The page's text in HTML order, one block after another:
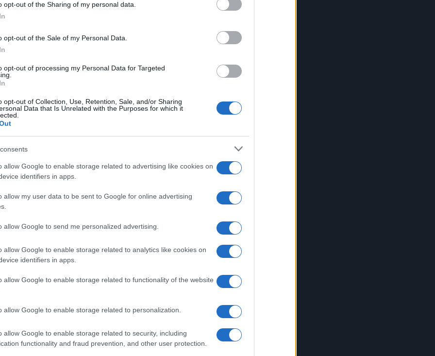
opt-out of the Sharing of my personal data.
opt-out of the Sale of my Personal Data.
opt-out of processing my Personal Data for Targeted
opt-out of Collection, Use, Retention, Sale, and/or Sharing
Data that Is Unrelated with the Purposes for which it
allow Google to enable storage related to advertising like cookies on
identifiers in apps.
allow my user data to be sent to Google for online advertising
allow Google to send me personalized advertising.
allow Google to enable storage related to analytics like cookies on
identifiers in apps.
allow Google to enable storage related to functionality of the website
allow Google to enable storage related to personalization.
allow Google to enable storage related to security, including
functionality and fraud prevention, and other user protection.
che devono guidare l’educazione dei
sociali crescenti, rende ancora più necessario un
la solidarietà e il rispetto.
Questo approccio riflette la consapevolezza che
contesto sociale in cui ci si trova ad operare. In una
del giorno e le famiglie vivono situazioni di
hanno potuto approfondire tematiche come la
inclusivo e il riconoscimento della diversità come un
i giovani ad affrontare una società complessa, in cui
quanto quella accademica.
Dolori alla spalla e rimedi, le
custom made
a Roma
mosaico di esperienze e sfide. L’urbanizzazione, la
socio-economiche hanno un impatto diretto sulle